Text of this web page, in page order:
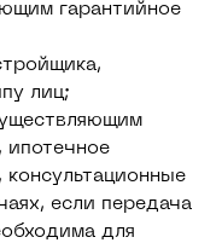
гарантийное
лиц;
консультационные
если передача
для